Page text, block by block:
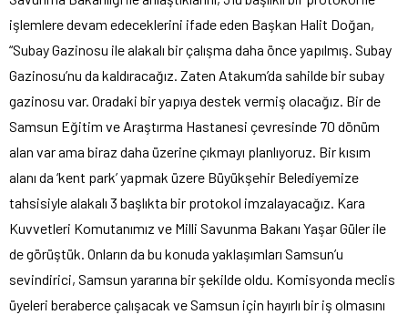
işlemlere devam edeceklerini ifade eden Başkan Halit Doğan,
“Subay Gazinosu ile alakalı bir çalışma daha önce yapılmış. Subay
Gazinosu’nu da kaldıracağız. Zaten Atakum’da sahilde bir subay
gazinosu var. Oradaki bir yapıya destek vermiş olacağız. Bir de
Samsun Eğitim ve Araştırma Hastanesi çevresinde 70 dönüm
alan var ama biraz daha üzerine çıkmayı planlıyoruz. Bir kısım
alanı da ‘kent park’ yapmak üzere Büyükşehir Belediyemize
tahsisiyle alakalı 3 başlıkta bir protokol imzalayacağız. Kara
Kuvvetleri Komutanımız ve Milli Savunma Bakanı Yaşar Güler ile
de görüştük. Onların da bu konuda yaklaşımları Samsun’u
sevindirici, Samsun yararına bir şekilde oldu. Komisyonda meclis
üyeleri beraberce çalışacak ve Samsun için hayırlı bir iş olmasını